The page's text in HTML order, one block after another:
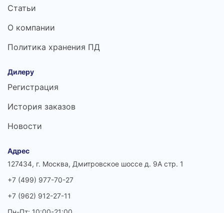
Статьи
О компании
Политика хранения ПД
Дилеру
Регистрация
История заказов
Новости
Адрес
127434, г. Москва, Дмитровское шоссе д. 9А стр. 1
+7 (499) 977-70-27
+7 (962) 912-27-11